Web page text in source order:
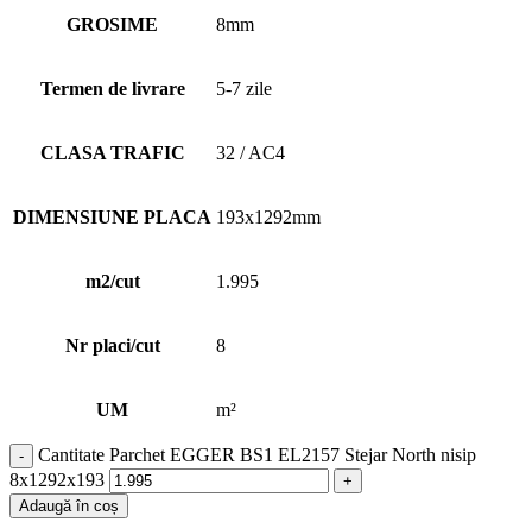
GROSIME 8mm
Termen de livrare 5-7 zile
CLASA TRAFIC 32 / AC4
DIMENSIUNE PLACA 193x1292mm
m2/cut 1.995
Nr placi/cut 8
UM m²
Cantitate Parchet EGGER BS1 EL2157 Stejar North nisip
8x1292x193
Adaugă în coș